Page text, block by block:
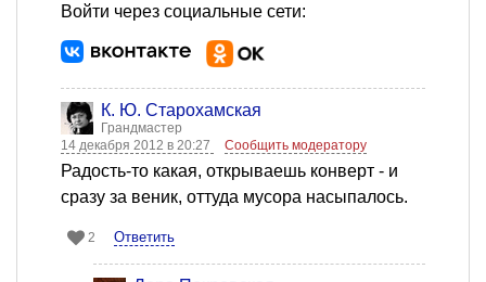
Войти через социальные сети:
К. Ю. Старохамская
Грандмастер
14 декабря 2012 в 20:27
Сообщить модератору
Радость-то какая, открываешь конверт - и
сразу за веник, оттуда мусора насыпалось.
2 Ответить